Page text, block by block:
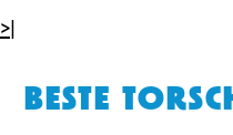
>|
BESTE